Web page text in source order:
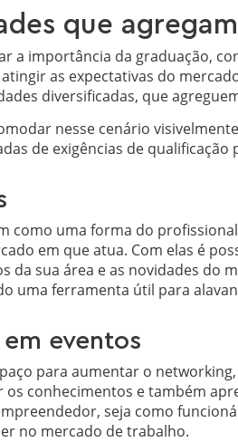
que
a importância da graduação,
as expectativas do
diversificadas, que
nesse cenário
de exigências de qualificação
como uma forma do
em que atua. Com elas é
da sua área e as novidades do
uma ferramenta útil para
eventos
para aumentar o
conhecimentos e também
seja como
no mercado de trabalho.